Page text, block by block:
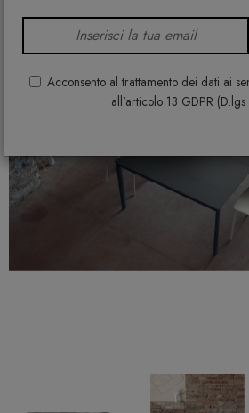
Acconsento al trattamento dei dati ai
all'articolo 13 GDPR